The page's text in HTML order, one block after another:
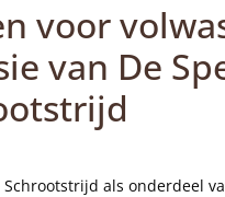
voor
van De
als onderdeel